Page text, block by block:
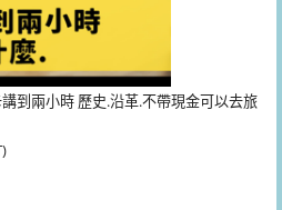
到兩小時 歷史.沿革.不帶現金可以去旅